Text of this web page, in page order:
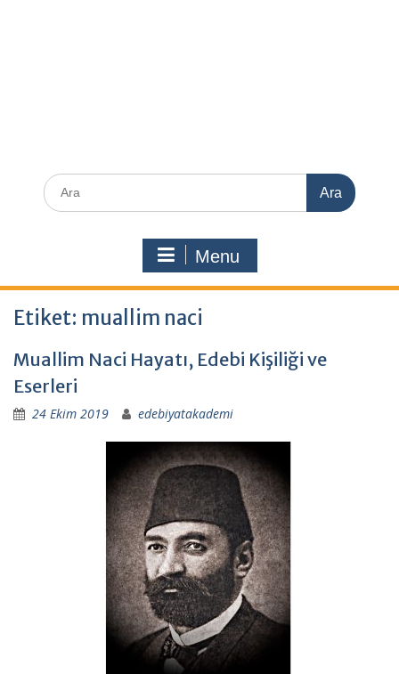
Search
for:
Menu
Etiket: muallim naci
Muallim Naci Hayatı, Edebi Kişiliği ve
Eserleri
24 Ekim 2019 edebiyatakademi